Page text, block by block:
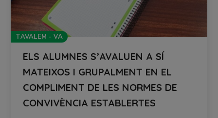
TAVALEM - VA
ELS ALUMNES S’AVALUEN A SÍ
MATEIXOS I GRUPALMENT EN EL
COMPLIMENT DE LES NORMES DE
CONVIVÈNCIA ESTABLERTES